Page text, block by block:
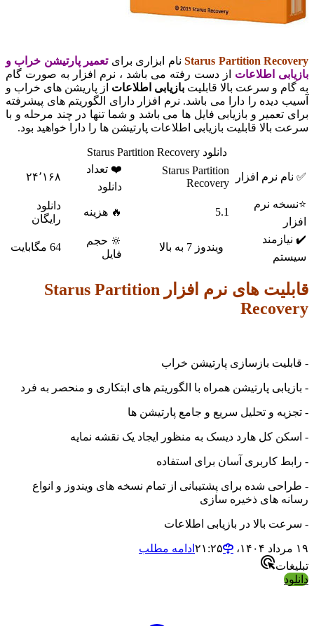
Starus Partition نام ابزاری برایتعمیر پارتیشن خراب و
اطلاعاتاز دست رفته می باشد ، نرم افزار به صورت گام
و سرعت بالا قابلیت بازیابی اطلاعاتاز پاریشن های خراب و
را دارا می باشد. نرم افزار دارای الگوریتم های پیشرفته
و بازیابی فایل ها می باشد و شما تنها در چند مرحله و با
قابلیت بازیابی اطلاعات پارتیشن ها را دارا خواهید بود.
نرم افزار
Starus Partition
Recovery
❤️ تعداد
۲۴٬۱۶۸
نرم
5.1 🔥 هزینه
رایگان
🔆 حجم
64 مگابایت
قابلیت های نرم افزار Starus Partition
بازسازی پارتیشن خراب
پارتیشن همراه با الگوریتم های ابتکاری و منحصر به فرد
و تحلیل سریع و جامع پارتیشن ها
کل هارد دیسک به منظور ایجاد یک نقشه نمایه
کاربری آسان برای استفاده
شده برای پشتیبانی از تمام نسخه های ویندوز و انواع
های ذخیره سازی
بالا در بازیابی اطلاعات
ادامه مطلب